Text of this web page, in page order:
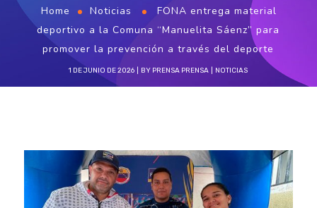
Home Noticias
FONA entrega material
deportivo a la Comuna “Manuelita Sáenz” para
promover la prevención a través del deporte
1 DE JUNIO DE 2026 BY PRENSA PRENSA NOTICIAS